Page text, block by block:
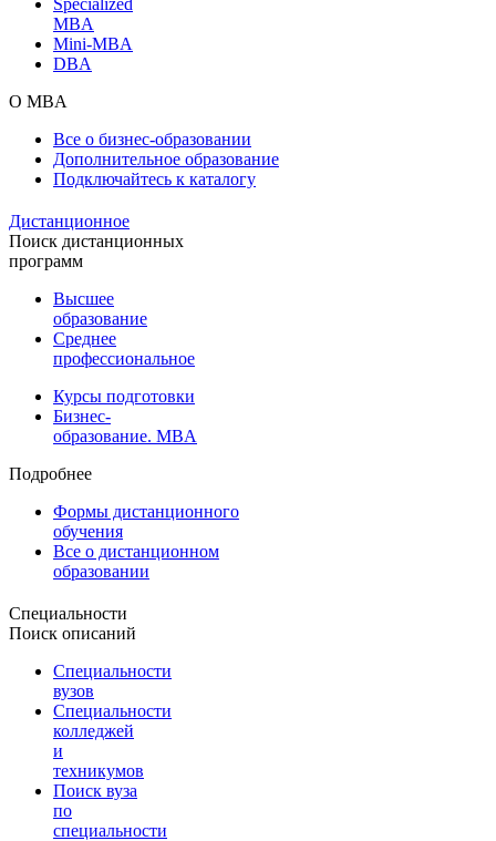
MBA
Mini-MBA
DBA
О MBA
Все о бизнес-образовании
Дополнительное образование
Подключайтесь к каталогу
Дистанционное
Поиск дистанционных
программ
Высшее
образование
Среднее
профессиональное
Курсы подготовки
Бизнес-
образование. MBA
Подробнее
Формы дистанционного
обучения
Все о дистанционном
образовании
Специальности
Поиск описаний
Специальности
вузов
Специальности
колледжей
и
техникумов
Поиск вуза
по
специальности